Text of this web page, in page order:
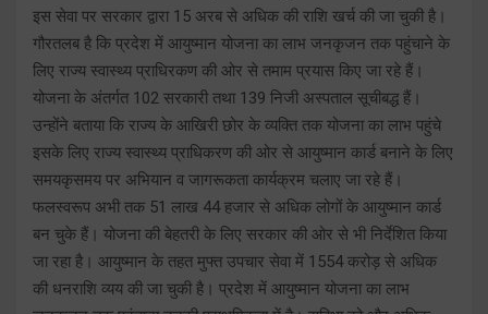
इस सेवा पर सरकार द्वारा 15 अरब से अधिक की राशि खर्च की जा चुकी है।
गौरतलब है कि प्रदेश में आयुष्मान योजना का लाभ जनकृजन तक पहुंचाने के
लिए राज्य स्वास्थ्य प्राधिरकण की ओर से तमाम प्रयास किए जा रहे हैं।
योजना के अंतर्गत 102 सरकारी तथा 139 निजी अस्पताल सूचीबद्ध हैं।
उन्होंने बताया कि राज्य के आखिरी छोर के व्यक्ति तक योजना का लाभ पहुंचे
इसके लिए राज्य स्वास्थ्य प्राधिकरण की ओर से आयुष्मान कार्ड बनाने के लिए
समयकृसमय पर अभियान व जागरूकता कार्यक्रम चलाए जा रहे हैं।
फलस्वरूप अभी तक 51 लाख 44 हजार से अधिक लोगों के आयुष्मान कार्ड
बन चुके हैं। योजना की बेहतरी के लिए सरकार की ओर से भी निर्देशित किया
जा रहा है। आयुष्मान के तहत मुफ्त उपचार सेवा में 1554 करोड़ से अधिक
की धनराशि व्यय की जा चुकी है। प्रदेश में आयुष्मान योजना का लाभ